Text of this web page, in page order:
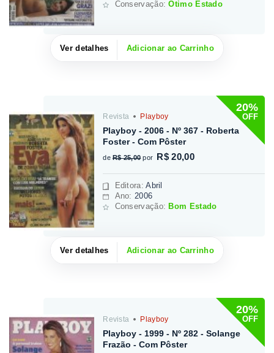
Conservação:Ótimo Estado
Ver detalhes Adicionar ao Carrinho
20%
OFF
Revista Playboy
Playboy - 2006 - Nº 367 - Roberta
Foster - Com Pôster
de R$ 25,00 por R$ 20,00
Editora:Abril
Ano: 2006
Conservação: Bom Estado
Ver detalhes Adicionar ao Carrinho
20%
OFF
Revista Playboy
Playboy - 1999 - Nº 282 - Solange
Frazão - Com Pôster